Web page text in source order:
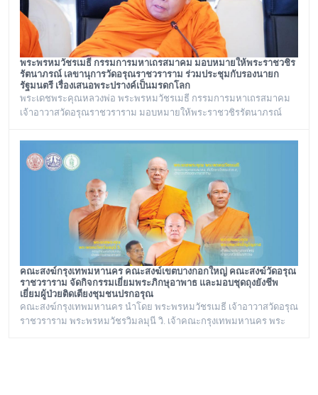
พระพรหมวัชรเมธี กรรมการมหาเถรสมาคม มอบหมายให้พระราชวชิร
รัตนาภรณ์ เลขานุการวัดอรุณราชวราราม ร่วมประชุมกับรองนายก
รัฐมนตรี เรื่องเสนอพระปรางค์เป็นมรดกโลก
พระเดชพระคุณหลวงพ่อ พระพรหมวัชรเมธี กรรมการมหาเถรสมาคม
เจ้าอาวาสวัดอรุณราชวราราม มอบหมายให้พระราชวชิรรัตนาภรณ์
รัฐมนตรี เรื่องเสนอพระปรางค์เป็นมรดกโลก ณ ทำเนียบรัฐบาล
คณะสงฆ์กรุงเทพมหานคร คณะสงฆ์เขตบางกอกใหญ่ คณะสงฆ์วัดอรุณ
ราชวราราม จัดกิจกรรมเยี่ยมพระภิกษุอาพาธ และมอบชุดถุงยังชีพ
เยี่ยมผู้ป่วยติดเตียงชุมชนปรกอรุณ
คณะสงฆ์กรุงเทพมหานคร นำโดย พระพรหมวัชรเมธี เจ้าอาวาสวัดอรุณ
ราชวราราม พระพรหมวัชรวิมลมุนี วิ. เจ้าคณะกรุงเทพมหานคร พระ